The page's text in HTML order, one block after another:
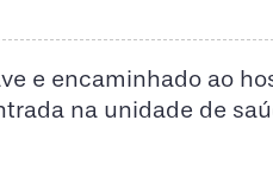
e encaminhado ao
na unidade de